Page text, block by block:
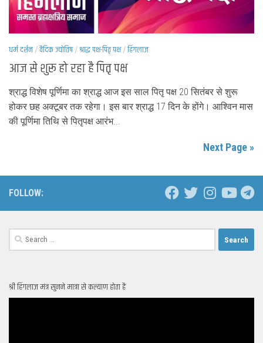
धर्म दर्शन/वैदिक ज्योतिष/श्राद्ध पक्ष-पितृ पक्ष/हिंगलाज
आज से शुरू हो रहा है पितृ पक्ष
श्राद्ध विशेष पूर्णिमा का श्राद्ध आज इस साल पितृ पक्ष 20 सितंबर से शुरू
होकर छह अक्टूबर तक रहेगा। इस बार श्राद्ध 17 दिन के होंगे। आश्विन मास
की पूर्णिमा तिथि से पितृपक्ष आरंभ...
Next Page »
FOLLOW:
Search
for:
श्री हिंगलाज मंत्र सुनने मात्रा से कल्याण होता है